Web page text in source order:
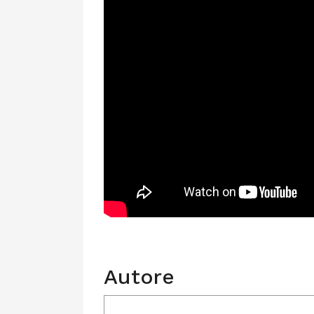
Autore